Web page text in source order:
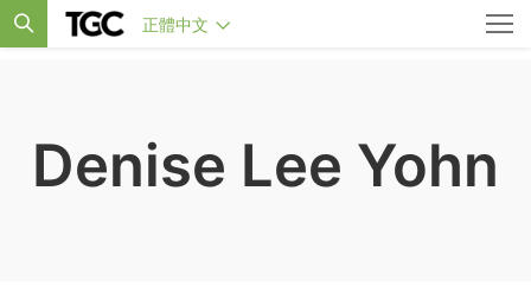
正體中文
Denise Lee Yohn